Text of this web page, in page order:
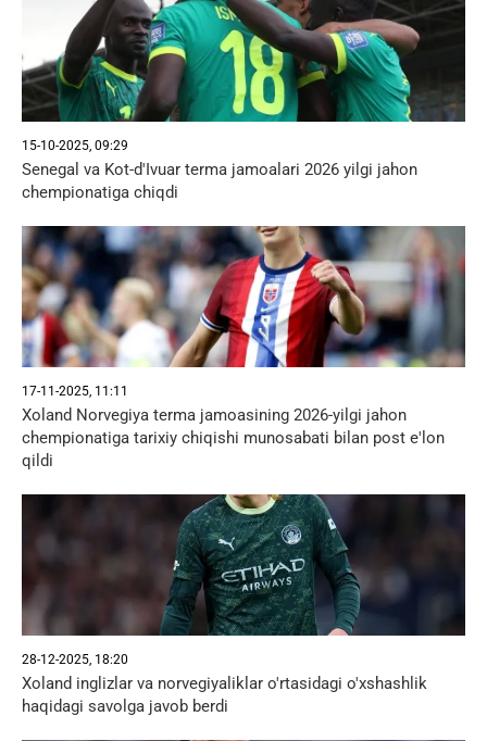
15-10-2025, 09:29
Senegal va Kot-d'Ivuar terma jamoalari 2026 yilgi jahon
chempionatiga chiqdi
17-11-2025, 11:11
Xoland Norvegiya terma jamoasining 2026-yilgi jahon
chempionatiga tarixiy chiqishi munosabati bilan post e'lon
qildi
28-12-2025, 18:20
Xoland inglizlar va norvegiyaliklar o'rtasidagi o'xshashlik
haqidagi savolga javob berdi